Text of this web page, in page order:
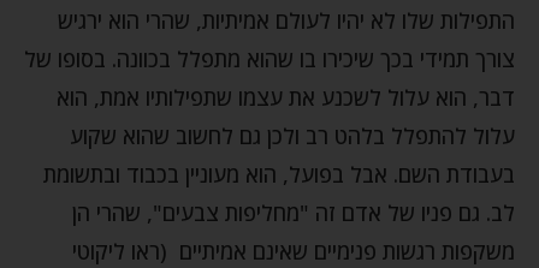
התפילות שלו לא יהיו לעולם אמיתיות, שהרי הוא ירגיש
צורך תמידי בכך שיכירו בו שהוא מתפלל בכוונה. בסופו של
דבר, הוא עלול לשכנע את עצמו שתפילותיו אמת, הוא
עלול להתפלל בלהט רב ולכן גם לחשוב שהוא שקוע
בעבודת השם. אבל בפועל, הוא מעוניין בכבוד ובתשומת
לב. גם פניו של אדם זה "מחליפות צבעים", שהרי הן
משקפות רגשות פנימיים שאינם אמיתיים (ראו ליקוטי